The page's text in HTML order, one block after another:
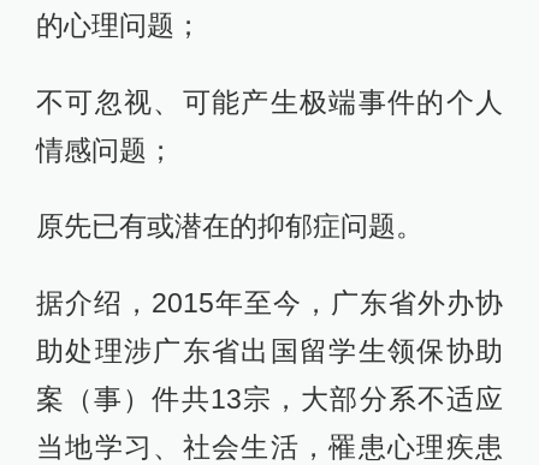
的心理问题；
不可忽视、可能产生极端事件的个人
情感问题；
原先已有或潜在的抑郁症问题。
据介绍，2015年至今，广东省外办协
助处理涉广东省出国留学生领保协助
案（事）件共13宗，大部分系不适应
当地学习、社会生活，罹患心理疾患